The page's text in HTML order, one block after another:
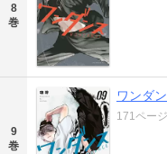
8
巻
9
巻
ワンダ
171ページ